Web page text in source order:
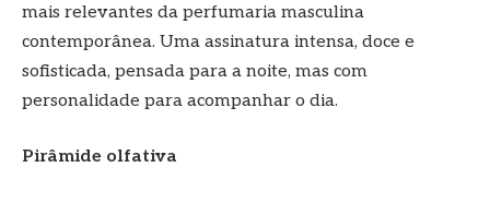
mais relevantes da perfumaria masculina
contemporânea. Uma assinatura intensa, doce e
sofisticada, pensada para a noite, mas com
personalidade para acompanhar o dia.
Pirâmide olfativa